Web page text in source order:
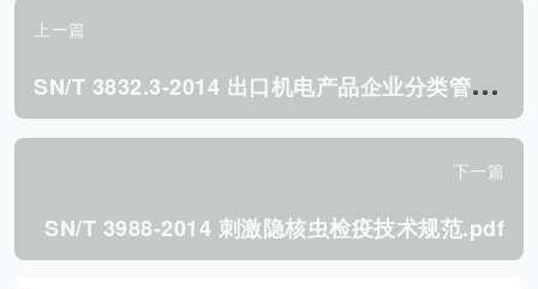
上一篇
S
N/T 3832.3-2014 出口机电产品企业分类管理 第3部分:产品风险分级基本要求.pdf
下一篇
SN/T 3988-2014 刺激隐核虫检疫技术规范.pdf